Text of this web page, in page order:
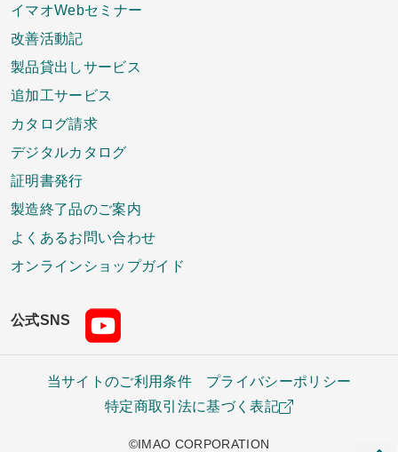
イマオWebセミナー
改善活動記
製品貸出しサービス
追加工サービス
カタログ請求
デジタルカタログ
証明書発行
製造終了品のご案内
よくあるお問い合わせ
オンラインショップガイド
公式SNS
©IMAO CORPORATION
当サイトのご利用条件
プライバシーポリシー
特定商取引法に基づく表記